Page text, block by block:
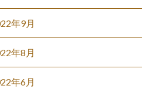
年9月
年8月
年6月